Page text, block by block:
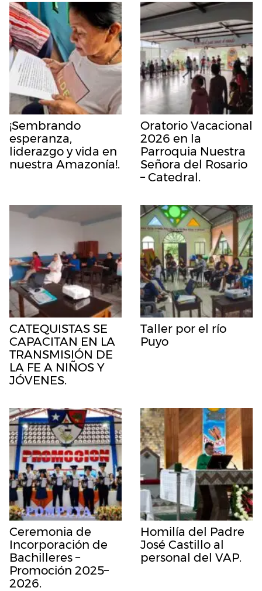
¡Sembrando
esperanza,
liderazgo y vida en
nuestra Amazonía!.
Oratorio Vacacional
2026 en la
Parroquia Nuestra
Señora del Rosario
– Catedral.
CATEQUISTAS SE
CAPACITAN EN LA
TRANSMISIÓN DE
LA FE A NIÑOS Y
JÓVENES.
Taller por el río
Puyo
Ceremonia de
Incorporación de
Bachilleres –
Promoción 2025–
2026.
Homilía del Padre
José Castillo al
personal del VAP.